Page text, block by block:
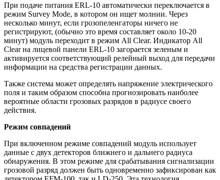
При подаче питания ERL-10 автоматически переключается в
режим Survey Mode, в котором он ищет молнии. Через
несколько минут, если грозопеленгаторы ничего не
регистрируют, (обычно это время составляет около 10-20
минут) модуль переходит в режим All Clear. Индикатор All
Clear на лицевой панели ERL-10 загорается зеленым и
активируется соответствующий релейный выход для передачи
информации на средства регистрации данных.
Также система может определять напряжение электрического
поля и таким образом способна прогнозировать наиболее
вероятные области грозовых разрядов в радиусе своего
действия.
Режим совпадений
При включенном режиме совпадений модуль использует
данные с двух детекторов ближнего и дальнего радиуса
обнаружения. В этом режиме для срабатывания сигнализации
грозовой разряд должен быть одновременно зафиксирован как